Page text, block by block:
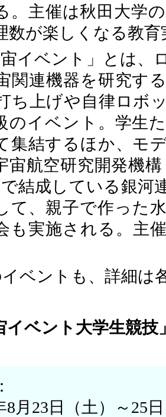
。主催は秋田大学
数が楽しくなる教育
宙イベント」とは、
関連機器を研究す
ち上げや自律ロボ
のイベント。学生
集結するほか、モ
宙航空研究開発機構
結成している銀河
て、親子で作った
も実施される。主
ベントも、詳細は
イベント大学生競
8月23日（土）～25